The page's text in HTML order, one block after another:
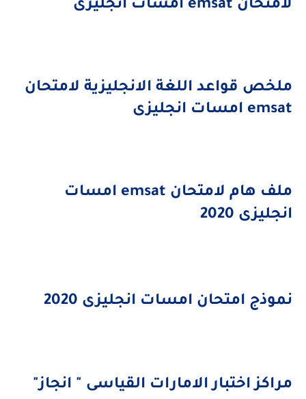
emsatامسات انجليزى
قواعد اللغة الانجليزية لامتحان
امسات انجليزى
هام لامتحانemsatامسات
2020
امتحان امسات انجليزى 2020
اختبار الامارات القياسى " انجاز"